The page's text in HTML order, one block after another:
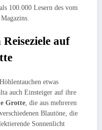
100.000 Lesern des vom
auf
etwas
auch Einsteiger auf ihre
Grotte, die aus mehreren
Blautöne, die
Sonnenlicht